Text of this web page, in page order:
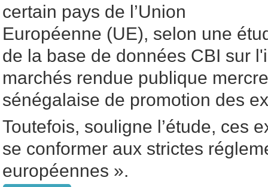
certain pays de l’Union
Européenne (UE), selon une
de la base de données CBI sur
marchés rendue publique
sénégalaise de promotion des
Toutefois, souligne l’étude, ces
se conformer aux strictes
européennes ».